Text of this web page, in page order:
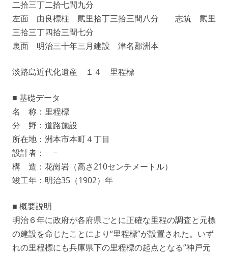
二拾三丁二拾七間九分
左面 由良標柱 貮里拾丁三拾三間八分 志筑 貮里
三拾三丁四拾三間七分
裏面 明治三十年三月建設 津名郡洲本
淡路島近代化遺産 １４ 里程標
■ 基礎データ
名 称：里程標
分 野：道路施設
所在地：洲本市本町４丁目
設計者： −
構 造：花崗岩（高さ210センチメートル）
竣工年：明治35（1902）年
■ 概要説明
明治６年に政府が各府県ごとに正確な里程の調査と元標
の建設を命じたことにより“里程標”が設置された。いず
れの里程標にも兵庫県下の里程標の起点となる“神戸元